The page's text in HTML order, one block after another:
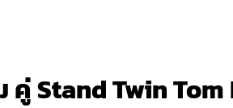
คู่ Stand Twin